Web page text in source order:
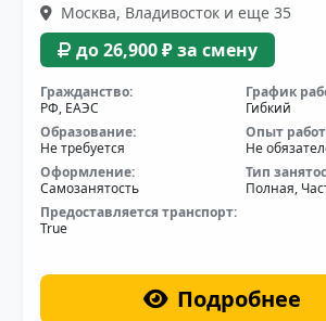
Москва, Владивосток и еще 35
до 26,900 ₽ за смену
Гражданство:
РФ, ЕАЭС
График
Гибкий
Образование:
Не требуется
Опыт
Не
Оформление:
Самозанятость
Тип
Полная,
Предоставляется транспорт:
True
Подробнее